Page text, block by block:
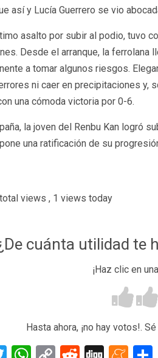
así y Lucía Guerrero se vio
asalto por subir al podio, tuvo
Desde el arranque, la ferrolana
a tomar algunos riesgos.
ni caer en precipitaciones y,
una cómoda victoria por 0-6.
la joven del Renbu Kan logró
una ratificación de su
views , 1 views today
cuánta utilidad te
¡Haz clic en
Hasta ahora, ¡no hay votos!.